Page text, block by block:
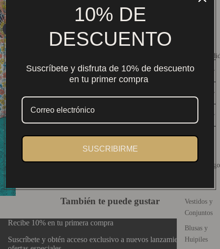
Más
Catálogo
Vestidos y
Conjuntos
Blusas y
Huipiles
BUY IT NOW
Envío nacional $159. Gratis desde $2,000 MXN.
Compra 100% segura y protegida
DESCRIPCIÓN
DISEÑO
También te puede gustar
Recibe 10% en tu primera compra
Suscríbete y obtén acceso exclusivo a nuevos lanzamientos y
10% DE
DESCUENTO
Suscríbete y disfruta de 10% de descuento
en tu primer compra
SUSCRIBIRME